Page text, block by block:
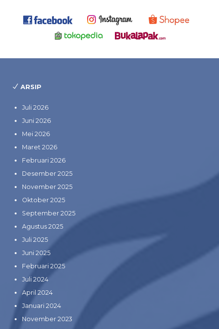
ARSIP
Juli 2026
Juni 2026
Mei 2026
Maret 2026
Februari 2026
Desember 2025
November 2025
Oktober 2025
September 2025
Agustus 2025
Juli 2025
Juni 2025
Februari 2025
Juli 2024
April 2024
Januari 2024
November 2023